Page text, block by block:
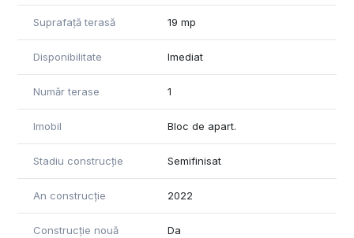
Suprafață terasă 19 mp
Disponibilitate Imediat
Număr terase 1
Imobil Bloc de apart.
Stadiu construcție Semifinisat
An construcție 2022
Construcție nouă Da